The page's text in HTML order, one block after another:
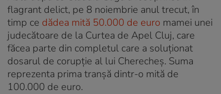
flagrant delict, pe 8 noiembrie anul trecut, în
timp ce dădea mită 50.000 de euro mamei unei
judecătoare de la Curtea de Apel Cluj, care
făcea parte din completul care a soluționat
dosarul de corupție al lui Cherecheș. Suma
reprezenta prima tranșă dintr-o mită de
100.000 de euro.